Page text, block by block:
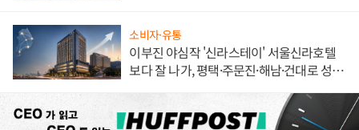
소비자·유통
이부진 야심작 '신라스테이' 서울신라호텔
보다 잘 나가, 평택·주문진·해남·건대로 성